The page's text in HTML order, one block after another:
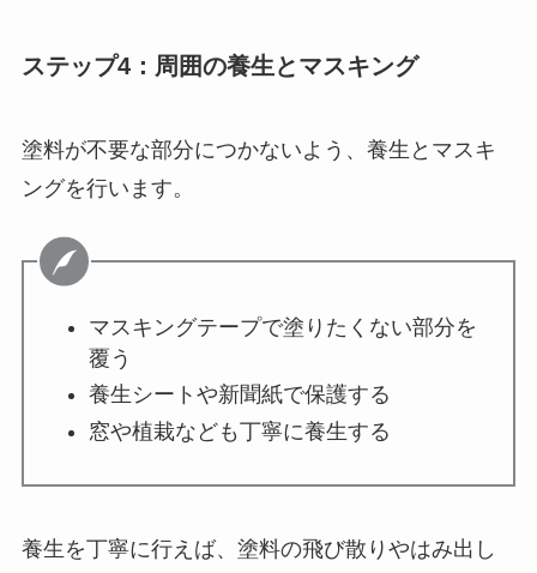
ステップ4：周囲の養生とマスキング
塗料が不要な部分につかないよう、養生とマスキ
ングを行います。
マスキングテープで塗りたくない部分を
覆う
養生シートや新聞紙で保護する
窓や植栽なども丁寧に養生する
養生を丁寧に行えば、塗料の飛び散りやはみ出し